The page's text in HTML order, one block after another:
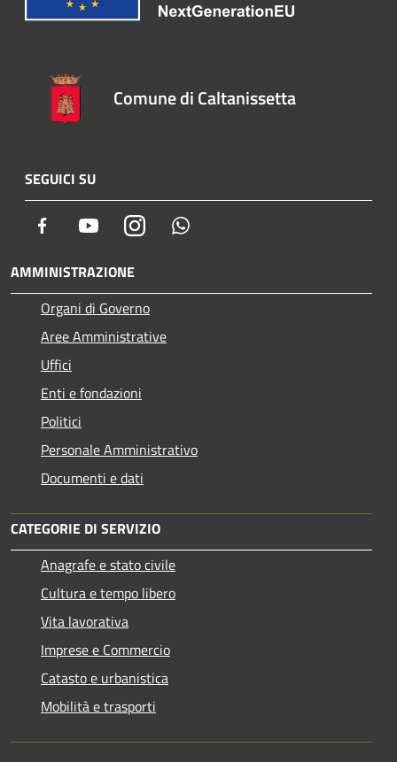
Comune di Caltanissetta
SEGUICI SU
Facebook YoutubeInstagram
AMMINISTRAZIONE
Organi di Governo
Aree Amministrative
Uffici
Enti e fondazioni
Politici
Personale Amministrativo
Documenti e dati
CATEGORIE DI SERVIZIO
Anagrafe e stato civile
Cultura e tempo libero
Vita lavorativa
Imprese e Commercio
Catasto e urbanistica
Mobilità e trasporti